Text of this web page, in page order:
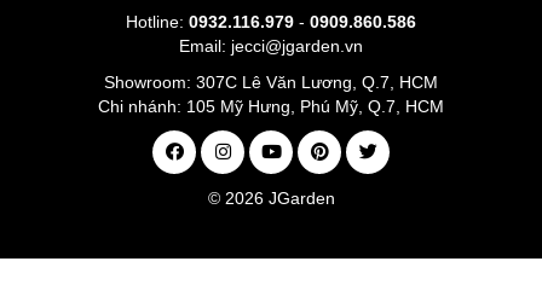
Hotline: 0932.116.979 - 0909.860.586
Email: jecci@jgarden.vn
Showroom: 307C Lê Văn Lương, Q.7, HCM
Chi nhánh: 105 Mỹ Hưng, Phú Mỹ, Q.7, HCM
© 2026 JGarden